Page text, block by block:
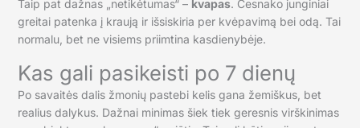
Taip pat dažnas „netikėtumas“ – kvapas. Česnako junginiai
greitai patenka į kraują ir išsiskiria per kvėpavimą bei odą. Tai
normalu, bet ne visiems priimtina kasdienybėje.
Kas gali pasikeisti po 7 dienų
Po savaitės dalis žmonių pastebi kelis gana žemiškus, bet
realius dalykus. Dažnai minimas šiek tiek geresnis virškinimas